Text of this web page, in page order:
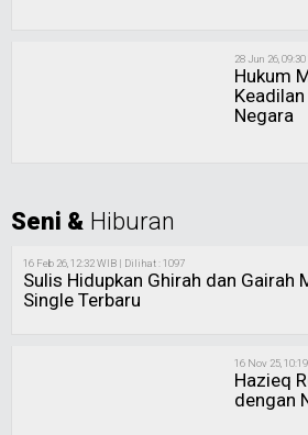
28 Jun 26,
Hukum
Negara
Seni & Hiburan
16 Feb 26, 12:32 WIB | Dilihat : 1097
Sulis Hidupkan Ghirah dan Gairah
Single Terbaru
16 Nov 25,
Hazieq
dengan